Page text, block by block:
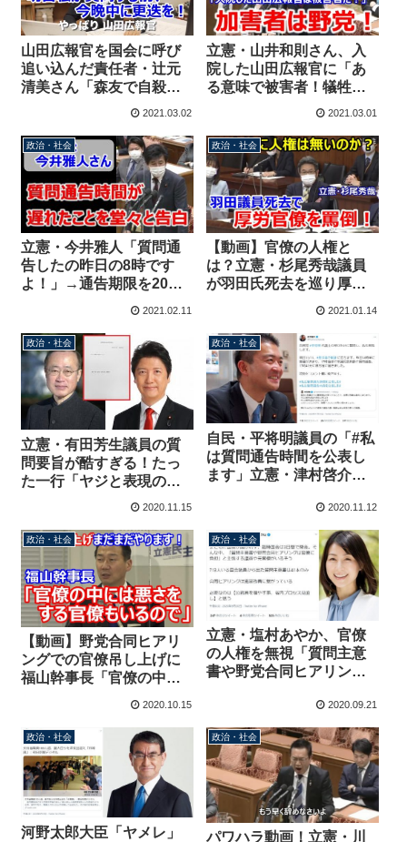
山田広報官を国会に呼び
追い込んだ責任者・辻元
清美さん「森友で自殺者
まで出した、今度は優秀
2021.03.02
立憲・山井和則さん、入
院した山田広報官に「あ
る意味で被害者！犠牲者
だ！」→じゃあ、加害者
2021.03.01
政治・社会
立憲・今井雅人「質問通
告したの昨日の8時です
よ！」→通告期限を20時
2021.02.11
政治・社会
【動画】官僚の人権と
は？立憲・杉尾秀哉議員
が羽田氏死去を巡り厚労
2021.01.14
政治・社会
立憲・有田芳生議員の質
問要旨が酷すぎる！たっ
た一行「ヤジと表現の自
由について」で法務大臣
員と比較してみる
2020.11.15
政治・社会
自民・平将明議員の「#私
は質問通告時間を公表し
ます」立憲・津村啓介議
減と実のある質疑へ2020.11.12
政治・社会
【動画】野党合同ヒアリ
ングでの官僚吊し上げに
福山幹事長「官僚の中に
る」まだまだやる気満々
2020.10.15
政治・社会
立憲・塩村あやか、官僚
の人権を無視「質問主意
書や野党合同ヒアリング
議員や元官僚がいる」2020.09.21
政治・社会
河野太郎大臣「ヤメレ」
政治・社会
パワハラ動画！立憲・川